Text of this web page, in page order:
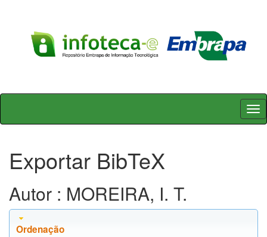
Skip
Exportar BibTeX
Autor : MOREIRA, I. T.
Ordenação